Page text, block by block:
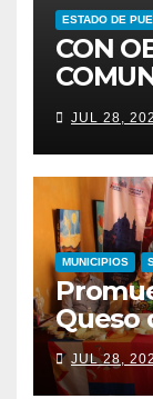
ESTADO DE
CON
JUL 28,
MUNICIPIOS
Queso
JUL 28,